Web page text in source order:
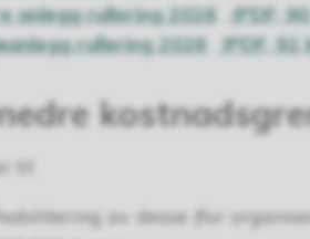
anlegg rullering 2026 (PDF,
rullering 2026 (PDF, 92
til
av desse (for